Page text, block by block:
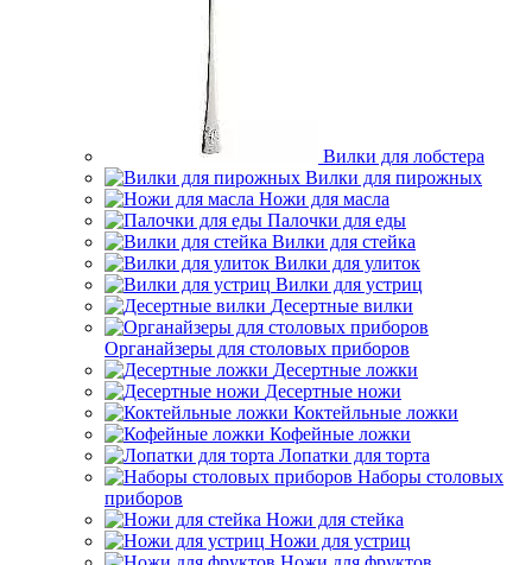
Вилки для лобстера
Вилки для пирожных
Ножи для масла
Палочки для еды
Вилки для стейка
Вилки для улиток
Вилки для устриц
Десертные вилки
Органайзеры для столовых приборов
Десертные ложки
Десертные ножи
Коктейльные ложки
Кофейные ложки
Лопатки для торта
Наборы столовых
приборов
Ножи для стейка
Ножи для устриц